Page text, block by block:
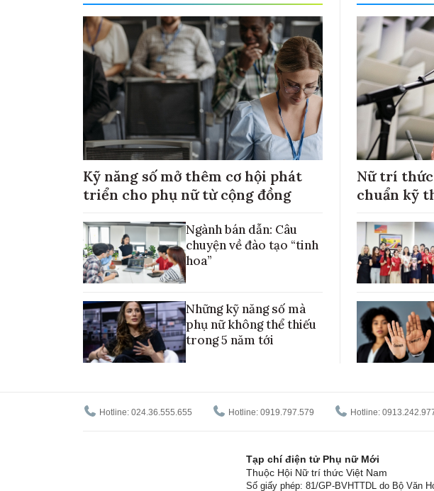
Kỹ năng số mở thêm cơ hội phát
triển cho phụ nữ từ cộng đồng
Ngành bán dẫn: Câu
chuyện về đào tạo “tinh
hoa”
Những kỹ năng số mà
phụ nữ không thể thiếu
trong 5 năm tới
Nữ trí
chuẩn kỹ
Hotline: 024.36.555.655 Hotline: 0919.797.579 Hotline:
Tạp chí điện tử Phụ nữ Mới
Thuộc Hội Nữ trí thức Việt Nam
Số giấy phép: 81/GP-BVHTTDL do Bộ Văn